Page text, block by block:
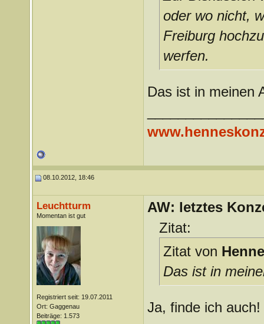
oder wo nicht,
Freiburg
werfen.
Das ist in meinen
08.10.2012, 18:46
Leuchtturm
Momentan ist gut
Registriert seit: 19.07.2011
Ort: Gaggenau
Beiträge: 1.573
AW: letztes
Zitat:
Zitat von
Das ist in
Ja, finde ich auch!